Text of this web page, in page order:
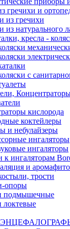
гречихи и
из гречихи
натурального
кресла -
с
кислорода
коктейлеры
и небулайзеры
ингаляторы
ингаляторы
к ингаляторам
и
трости
опоры
подмышечные
локтевые